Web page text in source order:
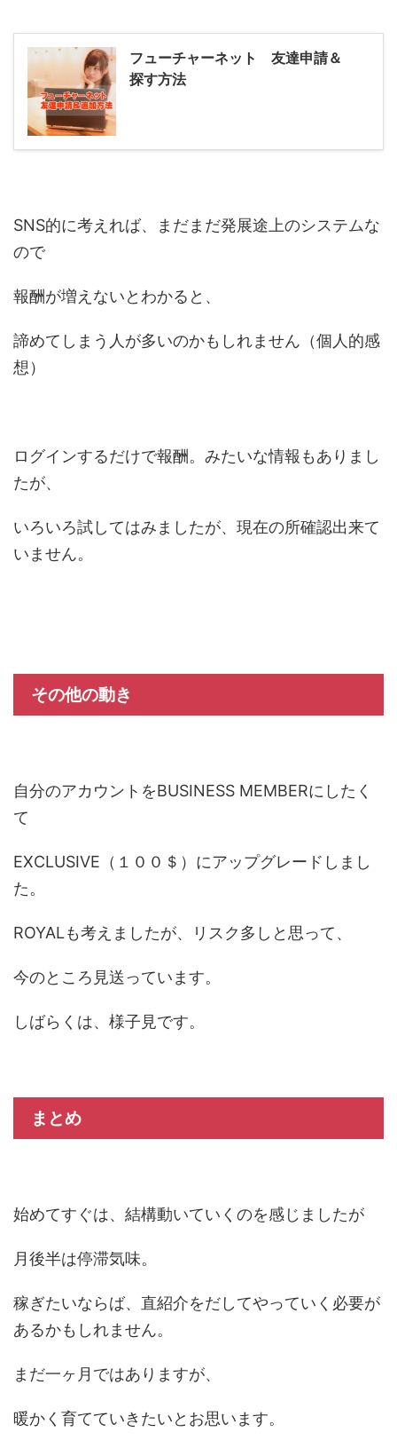
フューチャーネット 友達申請＆
探す方法
SNS的に考えれば、まだまだ発展途上のシステムな
ので
報酬が増えないとわかると、
諦めてしまう人が多いのかもしれません（個人的感
想）
ログインするだけで報酬。みたいな情報もありまし
たが、
いろいろ試してはみましたが、現在の所確認出来て
いません。
その他の動き
自分のアカウントをBUSINESS MEMBERにしたく
て
EXCLUSIVE（１００＄）にアップグレードしまし
た。
ROYALも考えましたが、リスク多しと思って、
今のところ見送っています。
しばらくは、様子見です。
まとめ
始めてすぐは、結構動いていくのを感じましたが
月後半は停滞気味。
稼ぎたいならば、直紹介をだしてやっていく必要が
あるかもしれません。
まだ一ヶ月ではありますが、
暖かく育てていきたいとお思います。